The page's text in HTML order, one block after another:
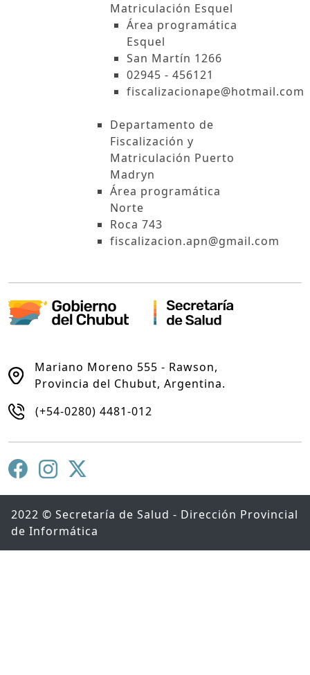
Matriculación Esquel
Área programática
Esquel
San Martín 1266
02945 - 456121
fiscalizacionape@hotmail.com
Departamento de
Fiscalización y
Matriculación Puerto
Madryn
Área programática
Norte
Roca 743
fiscalizacion.apn@gmail.com
Mariano Moreno 555 - Rawson,
Provincia del Chubut, Argentina.
(+54-0280) 4481-012
2022 © Secretaría de Salud - Dirección Provincial
de Informática